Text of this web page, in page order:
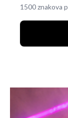
1500 znakova